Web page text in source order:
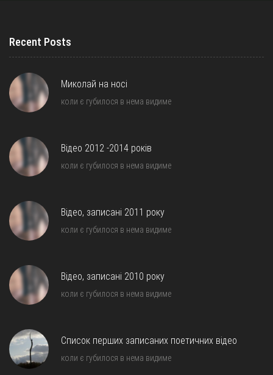
Recent Posts
Миколай на носі
коли є губилося в нема видиме
Відео 2012 -2014 років
коли є губилося в нема видиме
Відео, записані 2011 року
коли є губилося в нема видиме
Відео, записані 2010 року
коли є губилося в нема видиме
Список перших записаних поетичних відео
коли є губилося в нема видиме